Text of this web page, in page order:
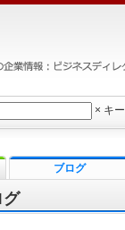
グ
× キ
ブログ